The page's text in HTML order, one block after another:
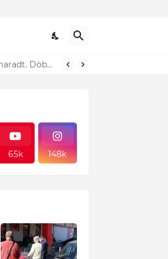
65k 148k